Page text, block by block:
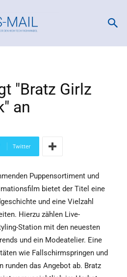
"Bratz Girlz
an
Twitter
Puppensortiment und
bietet der Titel eine
und eine Vielzahl
Hierzu zählen Live-
Station mit den neuesten
und ein Modeatelier. Eine
wie Fallschirmspringen und
runden das Angebot ab. Bratz